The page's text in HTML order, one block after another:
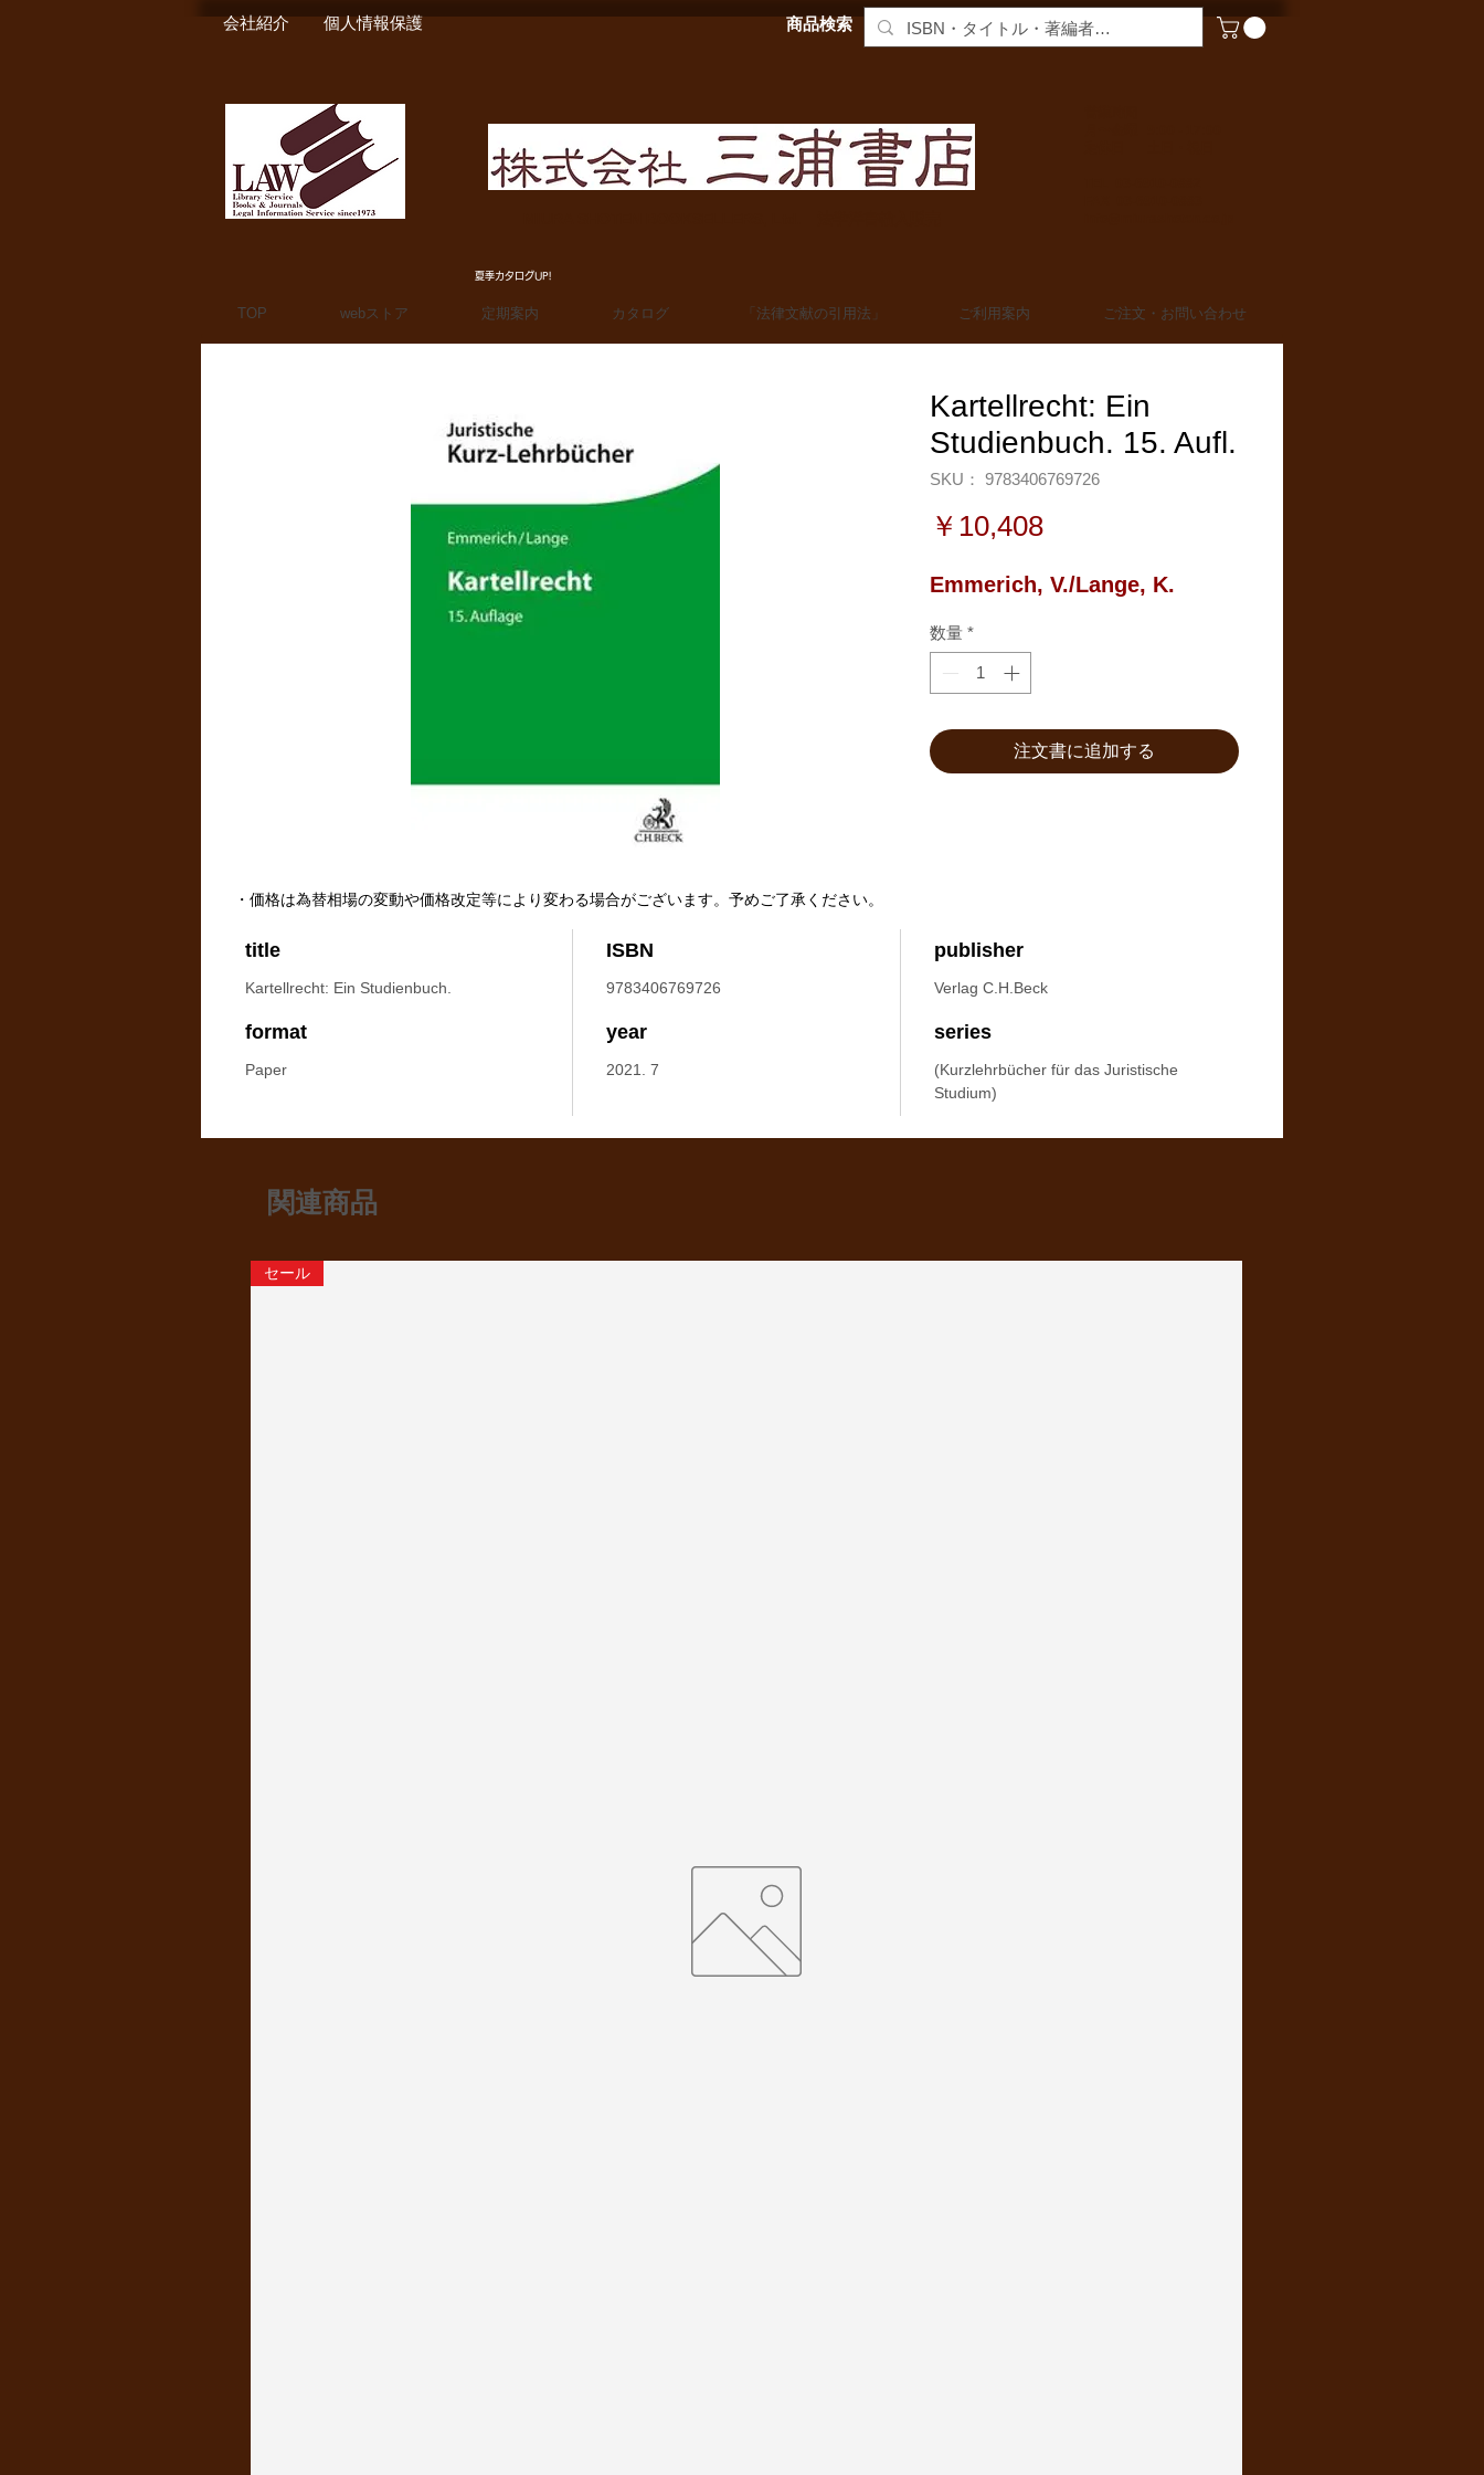
会社紹介 個人情報保護 商品検索
夏季カタログUP!
TOP webストア 定期案内 カタログ 「法律文献の引用法」 ご利用案内 ご注文・お問い合わせ
Kartellrecht: Ein
Studienbuch. 15. Aufl.
SKU： 9783406769726
￥10,408価
Emmerich, V./Lange, K.
数量 *
注文書に追加する
title
Kartellrecht: Ein Studienbuch.
ISBN
9783406769726
publisher
Verlag C.H.Beck
format
Paper
year
2021. 7
series
(Kurzlehrbücher für das Juristische
Studium)
・価格は為替相場の変動や価格改定等により変わる場合がございます。予めご了承ください。
関連商品
セール